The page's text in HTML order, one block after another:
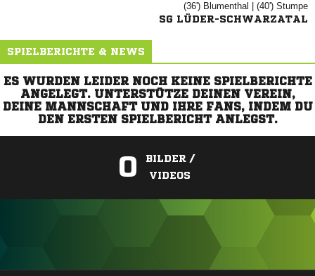
(36')  | (40') 
SG LÜDER-SCHWARZATAL
SPIELBERICHTE & NEWS
ES WURDEN LEIDER NOCH KEINE SPIELBERICHTE
ANGELEGT. UNTERSTÜTZE DEINEN VEREIN,
DEINE MANNSCHAFT UND IHRE FANS, INDEM DU
DEN ERSTEN SPIELBERICHT ANLEGST.
0
BILDER /
VIDEOS